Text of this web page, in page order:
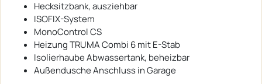
Hecksitzbank, ausziehbar
ISOFIX-System
MonoControl CS
Heizung TRUMA Combi 6 mit E-Stab
Isolierhaube Abwassertank, beheizbar
Außendusche Anschluss in Garage